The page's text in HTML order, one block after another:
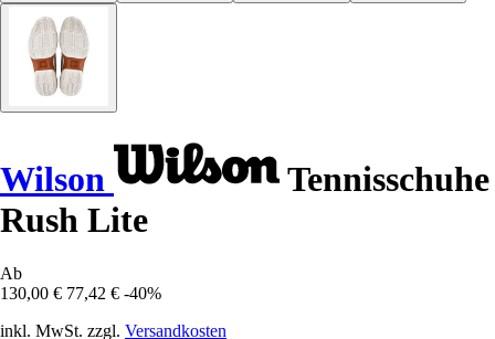
Wilson
Tennisschuhe
Rush Lite
Ab
130,00 € 77,42 € -40%
inkl. MwSt. zzgl. Versandkosten